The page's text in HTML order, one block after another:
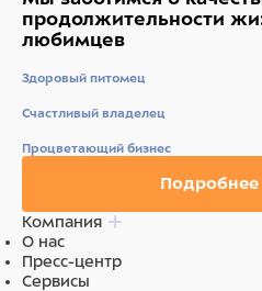
Ингредиенты
скорлупа кокоса 20%;
воловьей кожи 5%
продолжительности
любимцев
Здоровый питомец
Счастливый владелец
Процветающий бизнес
Подробнее
Компания
О нас
Пресс-центр
Сервисы